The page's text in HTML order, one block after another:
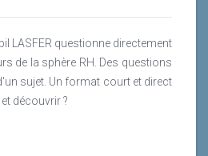
LASFER questionne directement
de la sphère RH. Des questions
sujet. Un format court et direct
découvrir ?